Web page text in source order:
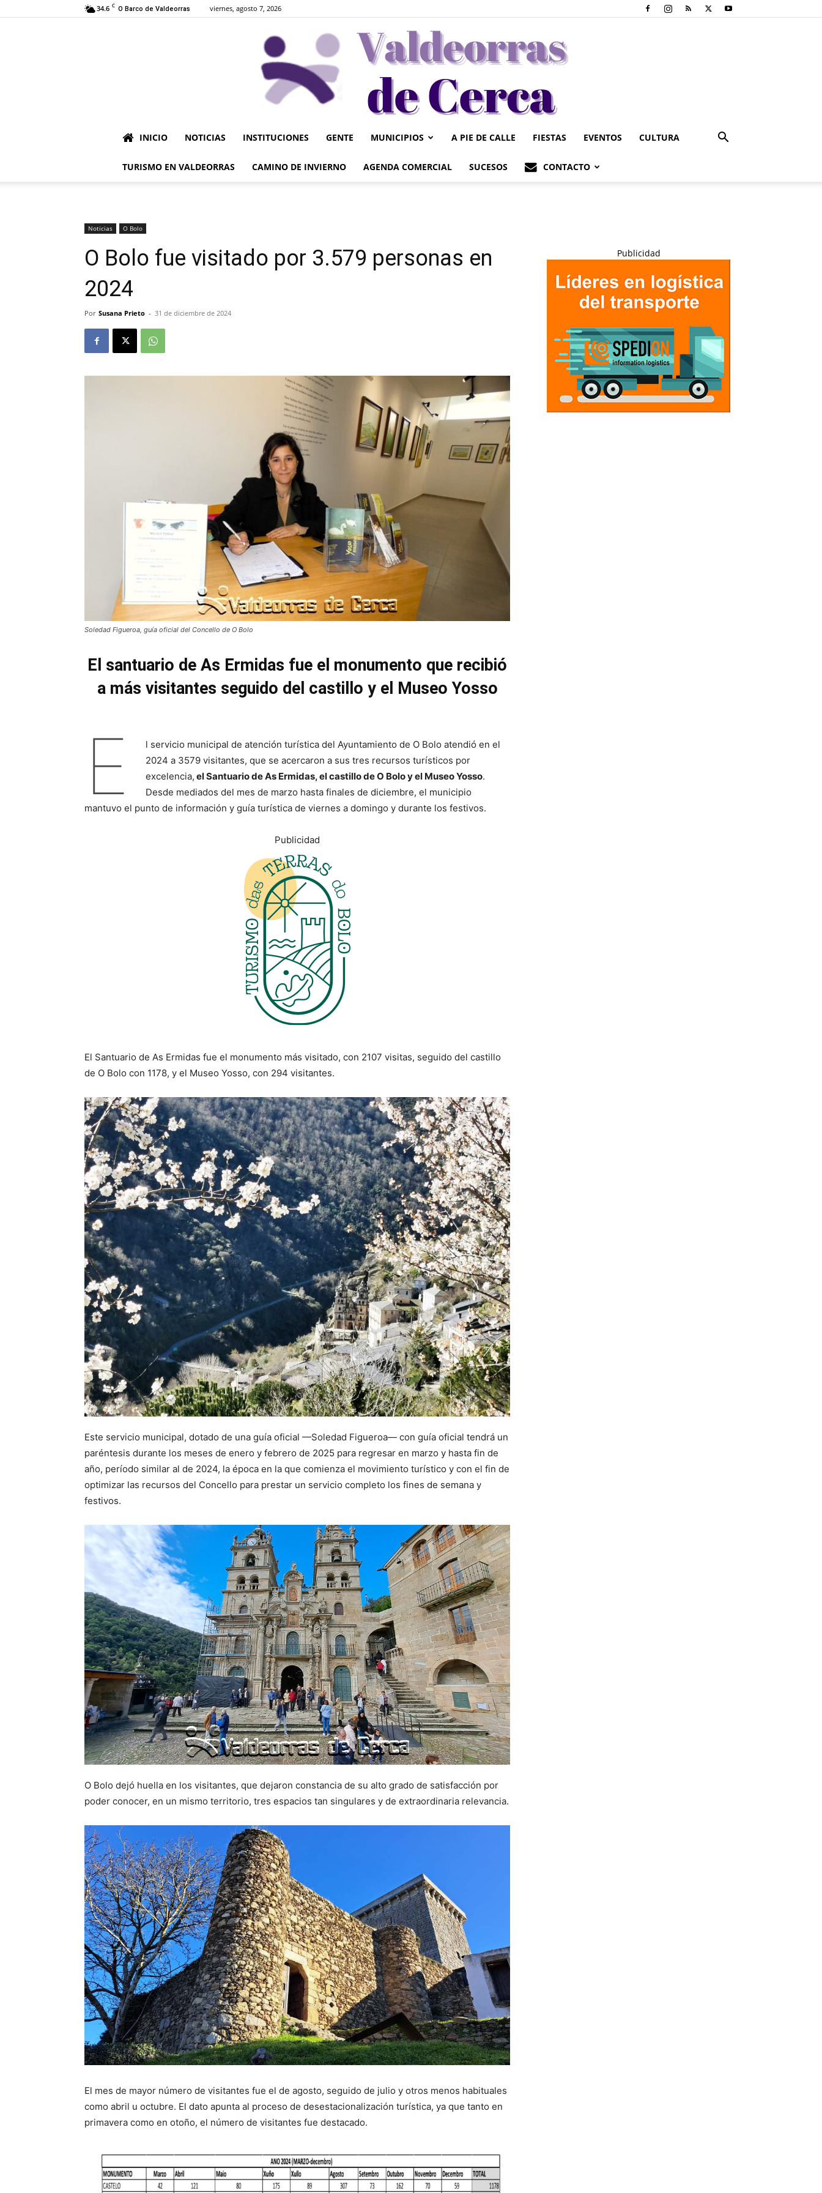
34.6 C O Barco de Valdeorras viernes, agosto 7, 2026
Valdeorrasdecerca
INICIO NOTICIAS INSTITUCIONES GENTE MUNICIPIOS A PIE DE CALLE FIESTAS EVENTOS CULTURA
TURISMO EN VALDEORRAS CAMINO DE INVIERNO AGENDA COMERCIAL SUCESOS CONTACTO
Noticias O Bolo
O Bolo fue visitado por 3.579 personas en
2024
Por Susana Prieto - 31 de diciembre de 2024
Soledad Figueroa, guía oficial del Concello de O Bolo
El santuario de As Ermidas fue el monumento que recibió
a más visitantes seguido del castillo y el Museo Yosso
E
l servicio municipal de atención turística del Ayuntamiento de O Bolo atendió en el
2024 a 3579 visitantes, que se acercaron a sus tres recursos turísticos por
excelencia, el Santuario de As Ermidas, el castillo de O Bolo y el Museo Yosso.
Desde mediados del mes de marzo hasta finales de diciembre, el municipio
mantuvo el punto de información y guía turística de viernes a domingo y durante los festivos.
Publicidad
El Santuario de As Ermidas fue el monumento más visitado, con 2107 visitas, seguido del castillo
de O Bolo con 1178, y el Museo Yosso, con 294 visitantes.
Este servicio municipal, dotado de una guía oficial —Soledad Figueroa— con guía oficial tendrá un
paréntesis durante los meses de enero y febrero de 2025 para regresar en marzo y hasta fin de
año, período similar al de 2024, la época en la que comienza el movimiento turístico y con el fin de
optimizar las recursos del Concello para prestar un servicio completo los fines de semana y
festivos.
O Bolo dejó huella en los visitantes, que dejaron constancia de su alto grado de satisfacción por
poder conocer, en un mismo territorio, tres espacios tan singulares y de extraordinaria relevancia.
El mes de mayor número de visitantes fue el de agosto, seguido de julio y otros menos habituales
como abril u octubre. El dato apunta al proceso de desestacionalización turística, ya que tanto en
primavera como en otoño, el número de visitantes fue destacado.
Publicidad